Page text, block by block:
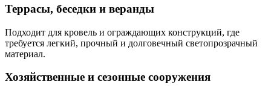
Террасы, беседки и веранды
Подходит для кровель и ограждающих конструкций, где
требуется легкий, прочный и долговечный светопрозрачный
материал.
Хозяйственные и сезонные сооружения